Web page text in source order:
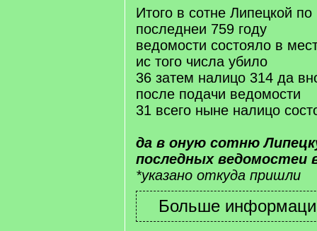
Итого в сотне Липецкой
последнеи 759 году
ведомости состояло в
ис того числа убило
36 затем налицо 314 да
после подачи ведомости
31 всего ныне налицо
да в оную сотню
последных ведомостеи
*указано откуда пришли